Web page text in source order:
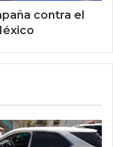
contra el